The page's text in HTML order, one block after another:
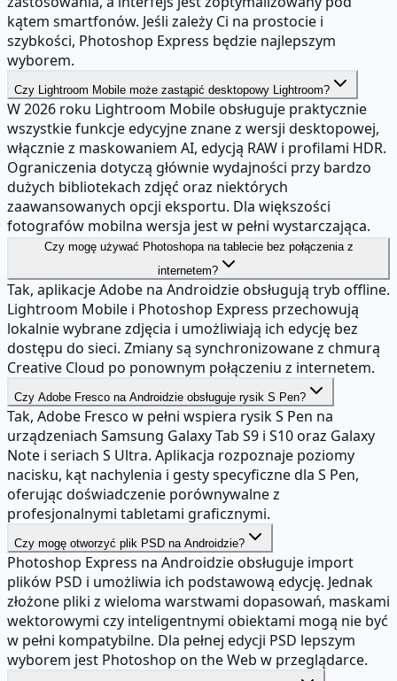
kątem smartfonów. Jeśli zależy Ci na prostocie i
szybkości, Photoshop Express będzie najlepszym
wyborem.
Czy Lightroom Mobile może zastąpić desktopowy Lightroom?
W 2026 roku Lightroom Mobile obsługuje praktycznie
wszystkie funkcje edycyjne znane z wersji desktopowej,
włącznie z maskowaniem AI, edycją RAW i profilami HDR.
Ograniczenia dotyczą głównie wydajności przy bardzo
dużych bibliotekach zdjęć oraz niektórych
zaawansowanych opcji eksportu. Dla większości
fotografów mobilna wersja jest w pełni wystarczająca.
Czy mogę używać Photoshopa na tablecie bez połączenia z
internetem?
Tak, aplikacje Adobe na Androidzie obsługują tryb offline.
Lightroom Mobile i Photoshop Express przechowują
lokalnie wybrane zdjęcia i umożliwiają ich edycję bez
dostępu do sieci. Zmiany są synchronizowane z chmurą
Creative Cloud po ponownym połączeniu z internetem.
Czy Adobe Fresco na Androidzie obsługuje rysik S Pen?
Tak, Adobe Fresco w pełni wspiera rysik S Pen na
urządzeniach Samsung Galaxy Tab S9 i S10 oraz Galaxy
Note i seriach S Ultra. Aplikacja rozpoznaje poziomy
nacisku, kąt nachylenia i gesty specyficzne dla S Pen,
oferując doświadczenie porównywalne z
profesjonalnymi tabletami graficznymi.
Czy mogę otworzyć plik PSD na Androidzie?
Photoshop Express na Androidzie obsługuje import
plików PSD i umożliwia ich podstawową edycję. Jednak
złożone pliki z wieloma warstwami dopasowań, maskami
wektorowymi czy inteligentnymi obiektami mogą nie być
w pełni kompatybilne. Dla pełnej edycji PSD lepszym
wyborem jest Photoshop on the Web w przeglądarce.